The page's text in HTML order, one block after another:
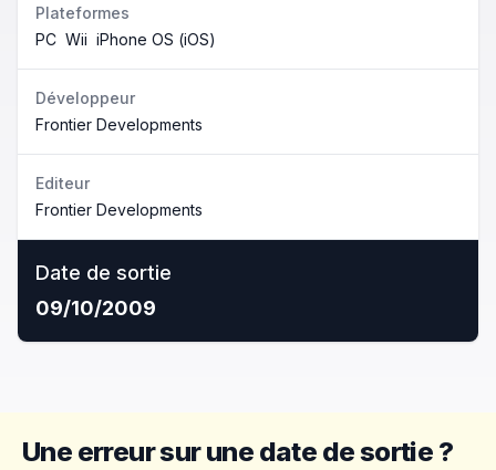
Plateformes
PC Wii iPhone OS (iOS)
Développeur
Frontier Developments
Editeur
Frontier Developments
Date de sortie
09/10/2009
Une erreur sur une date de sortie ?